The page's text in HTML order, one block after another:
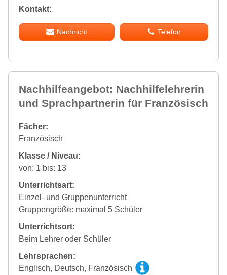
Kontakt:
Nachricht Telefon
Nachhilfeangebot: Nachhilfelehrerin
und Sprachpartnerin für Französisch
Fächer:
Französisch
Klasse / Niveau:
von: 1 bis: 13
Unterrichtsart:
Einzel- und Gruppenunterricht
Gruppengröße: maximal 5 Schüler
Unterrichtsort:
Beim Lehrer oder Schüler
Lehrsprachen:
Englisch, Deutsch, Französisch